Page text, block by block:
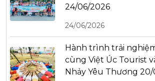
24/06/2026
24/06/2026
Hành trình trải
cùng Việt Úc Tourist
Nhảy Yêu Thương